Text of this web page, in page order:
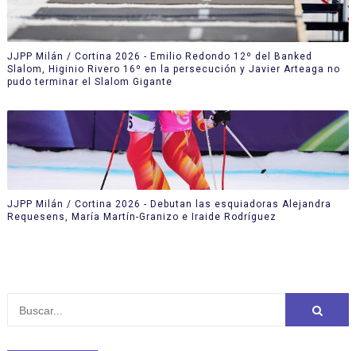
JJPP Milán / Cortina 2026 - Emilio Redondo 12º del Banked
Slalom, Higinio Rivero 16º en la persecución y Javier Arteaga no
pudo terminar el Slalom Gigante
JJPP Milán / Cortina 2026 - Debutan las esquiadoras Alejandra
Requesens, María Martín-Granizo e Iraide Rodríguez